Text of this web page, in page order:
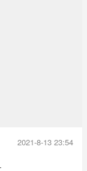
2021-8-13 23:54